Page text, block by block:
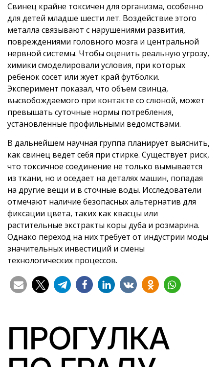
Свинец крайне токсичен для организма, особенно
для детей младше шести лет. Воздействие этого
металла связывают с нарушениями развития,
повреждениями головного мозга и центральной
нервной системы. Чтобы оценить реальную угрозу,
химики смоделировали условия, при которых
ребенок сосет или жует край футболки.
Эксперимент показал, что объем свинца,
высвобождаемого при контакте со слюной, может
превышать суточные нормы потребления,
установленные профильными ведомствами.
В дальнейшем научная группа планирует выяснить,
как свинец ведет себя при стирке. Существует риск,
что токсичное соединение не только вымывается
из ткани, но и оседает на деталях машин, попадая
на другие вещи и в сточные воды. Исследователи
отмечают наличие безопасных альтернатив для
фиксации цвета, таких как квасцы или
растительные экстракты коры дуба и розмарина.
Однако переход на них требует от индустрии моды
значительных инвестиций и смены
технологических процессов.
ПРОГУЛКА